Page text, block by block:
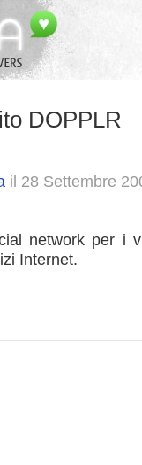
DOPPLR
il 28 Settembre
network per i
Internet.